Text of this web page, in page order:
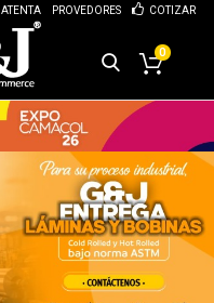
ATENTA PROVEDORES COTIZAR
0